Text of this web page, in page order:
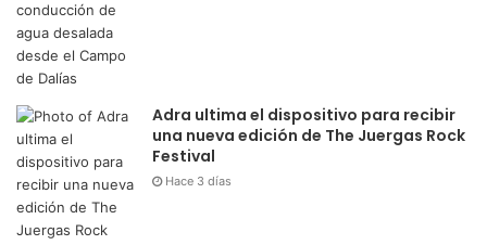
Adra ultima el dispositivo para recibir
una nueva edición de The Juergas Rock
Festival
Hace 3 días